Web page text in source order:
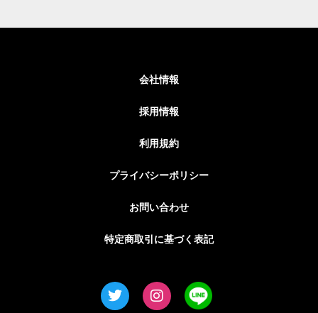
会社情報
採用情報
利用規約
プライバシーポリシー
お問い合わせ
特定商取引に基づく表記